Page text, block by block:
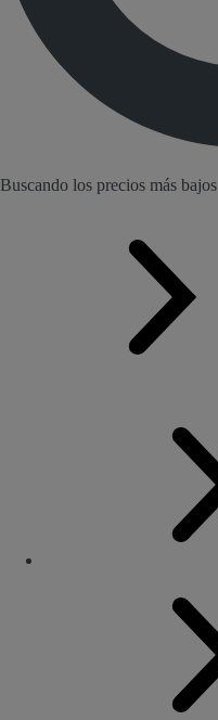
Buscando los precios más bajos